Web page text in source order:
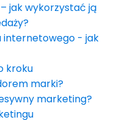
jak wykorzystać ją
internetowego - jak
kroku
marki?
marketing?